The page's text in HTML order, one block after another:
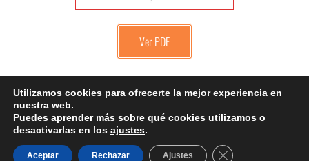
Ver PDF
Política de privacidad Política de cookies
Condiciones Generales
Aviso Legal Seguros de Viaje
Utilizamos cookies para ofrecerte la mejor experiencia en
nuestra web.
Puedes aprender más sobre qué cookies utilizamos o
desactivarlas en los ajustes.
Aceptar Rechazar Ajustes Cerrar el banner